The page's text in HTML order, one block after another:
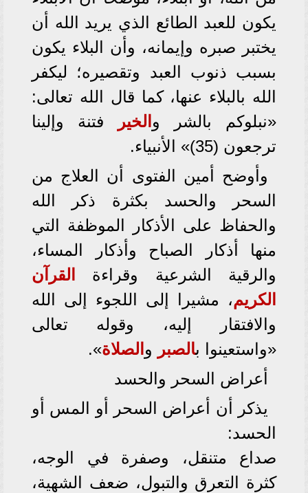
يكون للعبد الطائع الذي يريد الله أن
يختبر صبره وإيمانه، وأن البلاء يكون
بسبب ذنوب العبد وتقصيره؛ ليكفر
الله بالبلاء عنها، كما قال الله تعالى:
«نبلوكم بالشر و الخير
فتنة وإلينا
ترجعون (35)» الأنبياء.
وأوضح أمين الفتوى أن العلاج من
السحر والحسد بكثرة ذكر الله
والحفاظ على الأذكار الموظفة التي
منها أذكار الصباح وأذكار المساء،
والرقية الشرعية وقراءة
القرآن
الكريم، مشيرا إلى اللجوء إلى الله
والافتقار إليه، وقوله تعالى
«واستعينوا بالصبر و الصلاة».
أعراض السحر والحسد
يذكر أن أعراض السحر أو المس أو
الحسد:
صداع متنقل، وصفرة في الوجه،
كثرة التعرق والتبول، ضعف الشهية،